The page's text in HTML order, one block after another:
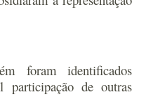
foram identificados
participação de outras